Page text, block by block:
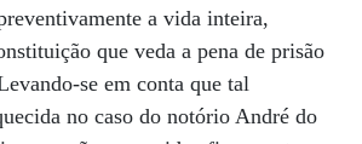
a vida inteira,
que veda a pena de prisão
se em conta que tal
no caso do notório André do